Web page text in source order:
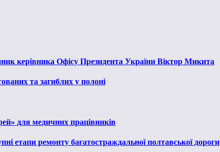
керівника Офісу Президента України Віктор Микита
та загиблих у полоні
для медичних працівників
етапи ремонту багатостраждальної полтавської дороги